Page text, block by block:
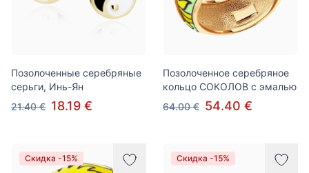
Позолоченные серебряные
серьги, Инь-Ян
21.40 € 18.19 €
Позолоченное серебряное
кольцо СОКОЛОВ с эмалью
64.00 € 54.40 €
Скидка -15% Скидка -15%